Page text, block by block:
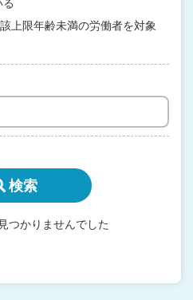
上限年齢未満の労働者を対象
検索
つかりませんでした